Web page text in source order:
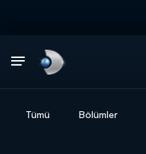
Tümü Bölümler